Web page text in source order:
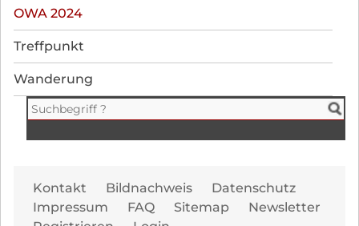
Navigation
OWA 2024
Treffpunkt
Wanderung
Kontakt Bildnachweis
Datenschutz
Impressum
FAQ Sitemap
Newsletter